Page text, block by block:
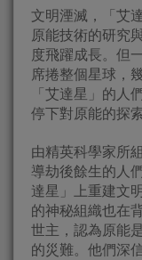
文明湮滅，「艾
原能技術的研究
度飛躍成長。但
席捲整個星球，
「艾達星」的人
停下對原能的探索
由精英科學家所
導劫後餘生的人
達星」上重建文
的神秘組織也在
世主，認為原能
的災難。他們深